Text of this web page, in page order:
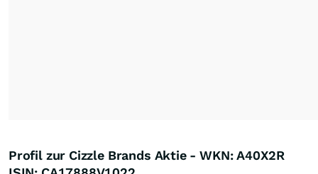
Profil zur Cizzle Brands Aktie - WKN: A40X2R